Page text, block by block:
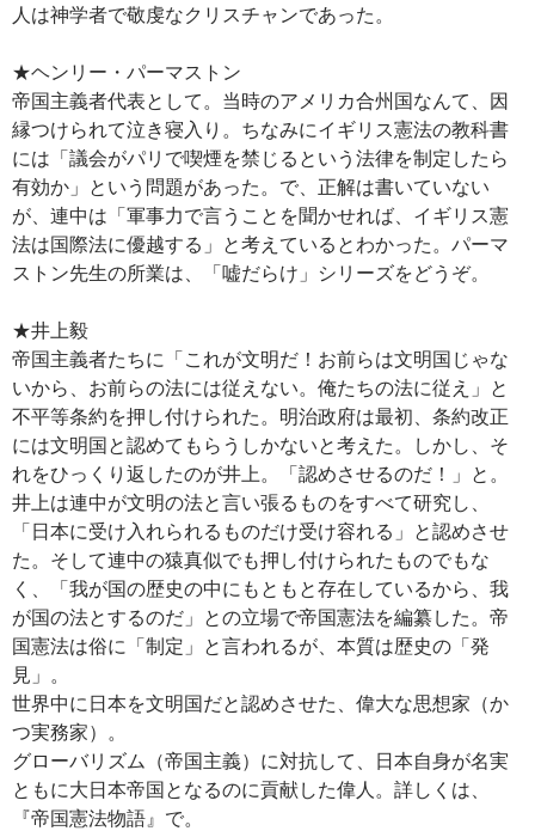
人は神学者で敬虔なクリスチャンであった。
★ヘンリー・パーマストン
帝国主義者代表として。当時のアメリカ合州国なんて、因
縁つけられて泣き寝入り。ちなみにイギリス憲法の教科書
には「議会がパリで喫煙を禁じるという法律を制定したら
有効か」という問題があった。で、正解は書いていない
が、連中は「軍事力で言うことを聞かせれば、イギリス憲
法は国際法に優越する」と考えているとわかった。パーマ
ストン先生の所業は、「嘘だらけ」シリーズをどうぞ。
★井上毅
帝国主義者たちに「これが文明だ！お前らは文明国じゃな
いから、お前らの法には従えない。俺たちの法に従え」と
不平等条約を押し付けられた。明治政府は最初、条約改正
には文明国と認めてもらうしかないと考えた。しかし、そ
れをひっくり返したのが井上。「認めさせるのだ！」と。
井上は連中が文明の法と言い張るものをすべて研究し、
「日本に受け入れられるものだけ受け容れる」と認めさせ
た。そして連中の猿真似でも押し付けられたものでもな
く、「我が国の歴史の中にもともと存在しているから、我
が国の法とするのだ」との立場で帝国憲法を編纂した。帝
国憲法は俗に「制定」と言われるが、本質は歴史の「発
見」。
世界中に日本を文明国だと認めさせた、偉大な思想家（か
つ実務家）。
グローバリズム（帝国主義）に対抗して、日本自身が名実
ともに大日本帝国となるのに貢献した偉人。詳しくは、
『帝国憲法物語』で。